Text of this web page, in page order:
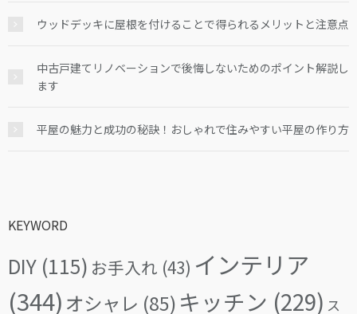
ウッドデッキに屋根を付けることで得られるメリットと注意点
中古戸建てリノベーションで後悔しないためのポイント解説し
ます
平屋の魅力と成功の秘訣！おしゃれで住みやすい平屋の作り方
KEYWORD
DIY (115) お手入れ (43) インテリア
(344) オシャレ (85) キッチン (229) ス